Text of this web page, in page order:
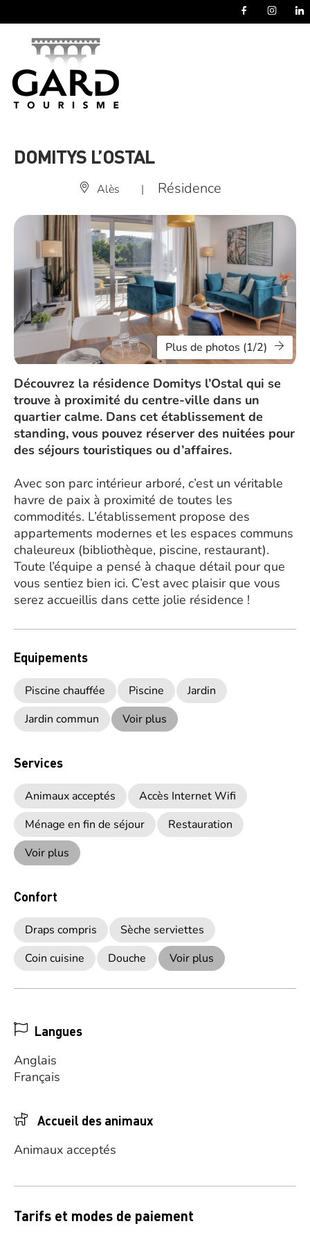
DOMITYS L’OSTAL
Alès | Résidence
Plus de photos (1/2)
Découvrez la résidence Domitys l’Ostal qui se
trouve à proximité du centre-ville dans un
quartier calme. Dans cet établissement de
standing, vous pouvez réserver des nuitées pour
des séjours touristiques ou d’affaires.
Avec son parc intérieur arboré, c’est un véritable
havre de paix à proximité de toutes les
commodités. L’établissement propose des
appartements modernes et les espaces communs
chaleureux (bibliothèque, piscine, restaurant).
Toute l’équipe a pensé à chaque détail pour que
vous sentiez bien ici. C’est avec plaisir que vous
serez accueillis dans cette jolie résidence !
Equipements
Piscine chauffée Piscine
Jardin
Jardin commun
Voir plus
Services
Animaux acceptés
Accès Internet Wifi
Ménage en fin de séjour
Restauration
Voir plus
Confort
Draps compris
Sèche serviettes
Coin cuisine
Douche Voir plus
Langues
Anglais
Français
Accueil des animaux
Animaux acceptés
Tarifs et modes de paiement